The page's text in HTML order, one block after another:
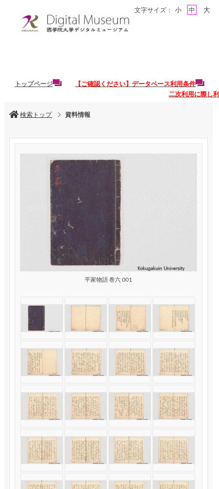
トップページ
【ご確認ください】データベース利用条件
二次利用に際し
文字サイズ： 小 中 大
検索トップ 資料情報
平家物語 巻六 001